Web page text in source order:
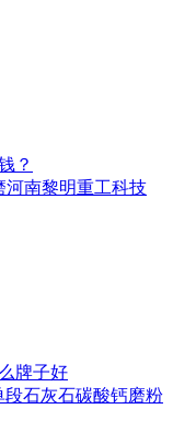
？
河南黎明重工科技
牌子好
段石灰石碳酸钙磨粉